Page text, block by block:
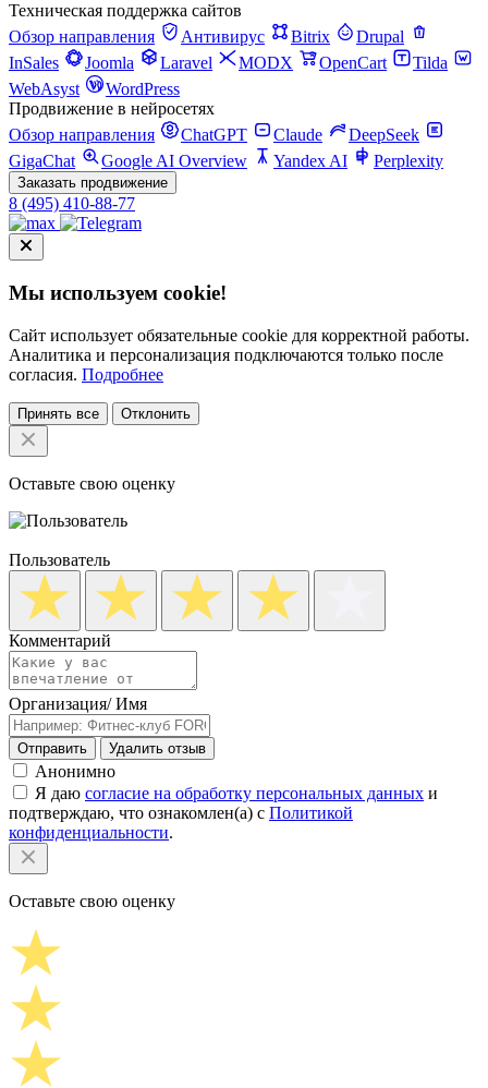
Техническая поддержка сайтов
Обзор направления
Антивирус Bitrix
Drupal
InSales
Joomla Laravel MODX OpenCart
Tilda
WebAsyst
WordPress
Продвижение в нейросетях
Обзор направления
ChatGPT Claude
DeepSeek
GigaChat
Google AI Overview Yandex AI Perplexity
Заказать продвижение
8 (495) 410-88-77
Мы используем cookie!
Сайт использует обязательные cookie для корректной работы.
Аналитика и персонализация подключаются только после
согласия. Подробнее
Принять все Отклонить
Оставьте свою оценку
Пользователь
Комментарий
Организация/ Имя
Отправить Удалить отзыв
Анонимно
Я даю согласие на обработку персональных данных и
подтверждаю, что ознакомлен(а) с Политикой
конфиденциальности.
Оставьте свою оценку